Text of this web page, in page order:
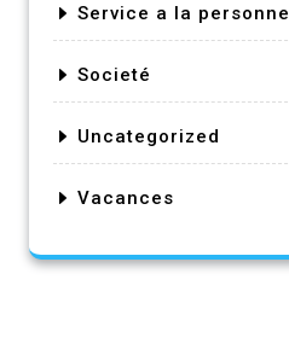
Service a la personne
Societé
Uncategorized
Vacances